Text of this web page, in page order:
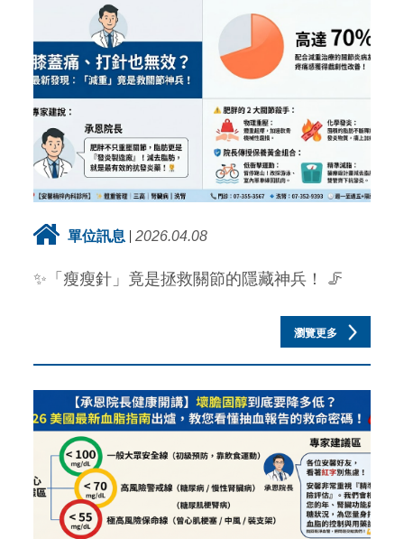
單位訊息 2026.04.08
✨「瘦瘦針」竟是拯救關節的隱藏神兵！ 🦵
瀏覽更多